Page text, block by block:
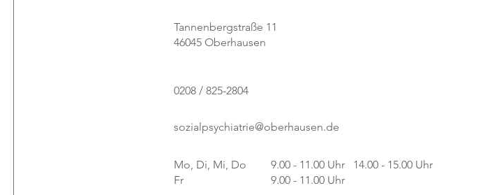
Tannenbergstraße 11
46045 Oberhausen
0208 / 825-2804
sozialpsychiatrie@oberhausen.de
Mo, Di, Mi, Do
Fr
9.00 - 11.00 Uhr 14.00 - 15.00 Uhr
9.00 - 11.00 Uhr